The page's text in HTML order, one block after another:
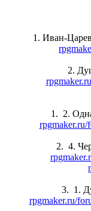
1. Иван-
2.
1. 2.
rpgmaker.ru/
2. 4.
3. 1.
rpgmaker.ru/